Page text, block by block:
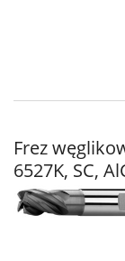
Frez
6527K, SC,